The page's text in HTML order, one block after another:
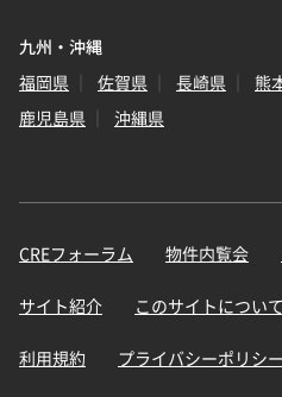
九州・沖縄
福岡県
佐賀県 長崎県 熊
鹿児島県
沖縄県
CREフォーラム 物件内覧会
サイト紹介 このサイトについて
利用規約 プライバシーポリシー